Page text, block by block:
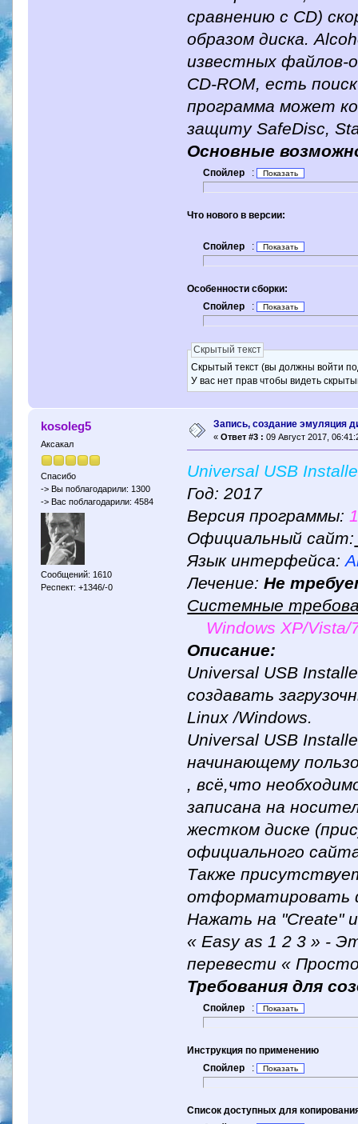
сравнению с CD)
образом диска.
известных файлов-
CD-ROM, есть
программа может
защиту SafeDisc,
Основные
Спойлер :
Что нового в версии:
Спойлер :
Особенности сборки:
Спойлер
:
Скрытый текст
Скрытый текст (вы должны войти
У вас нет прав чтобы видеть
kosoleg5
Аксакал
Спасибо
-> Вы поблагодарили: 1300
-> Вас поблагодарили: 4584
Сообщений: 1610
Респект: +1346/-0
Запись, создание эмуляция
« Ответ #3 : 09 Август 2017,
Universal USB
Год: 2017
Версия программы:
Официальный сайт:
Язык интерфейса:
Лечение:Не
Системные
Windows XP/Vista/
Описание:
Universal USB
создавать
Linux /Windows.
Universal USB
начинающему
, всё,что
записана на
жестком диске
официального
Также
отформатировать
Нажать на "Create"
« Easy as 1 2 3 » -
перевести «
Требования для
Спойлер :
Инструкция по применению
Спойлер
:
Список доступных для